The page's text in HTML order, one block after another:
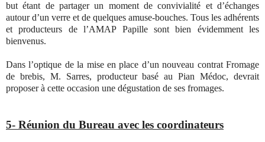
but étant de partager un moment de convivialité et d’échanges
autour d’un verre et de quelques amuse-bouches. Tous les adhérents
et producteurs de l’AMAP Papille sont bien évidemment les
bienvenus.
Dans l’optique de la mise en place d’un nouveau contrat Fromage
de brebis, M. Sarres, producteur basé au Pian Médoc, devrait
proposer à cette occasion une dégustation de ses fromages.
5- Réunion du Bureau avec les coordinateurs